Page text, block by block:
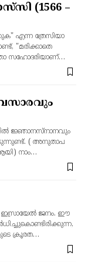
(1566 –
എന്ന ത്രേസിയാ
"മരിക്കാതെ
സഹോദരിയാണ്…
ജ്ഞാനസ്നാനവും
( അനുതാപ
നാം…
ജനം. ഈ
ക്രൂരത…